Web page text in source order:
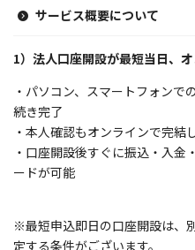
サービス概要について
1）法人口座開設が最短当日、
・パソコン、スマートフォンで
続き完了
・本人確認もオンラインで完
・口座開設後すぐに振込・入金
ードが可能
※最短申込即日の口座開設は、
定する条件がございます。